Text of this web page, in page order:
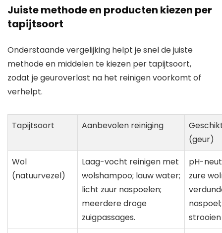
Juiste methode en producten kiezen per
tapijtsoort
Onderstaande vergelijking helpt je snel de juiste
methode en middelen te kiezen per tapijtsoort,
zodat je geuroverlast na het reinigen voorkomt of
verhelpt.
Tapijtsoort Aanbevolen reiniging
(geur)
Wol
(natuurvezel)
Laag-vocht reinigen met
wolshampoo; lauw water;
licht zuur naspoelen;
meerdere droge
zuigpassages.
pH-
zure